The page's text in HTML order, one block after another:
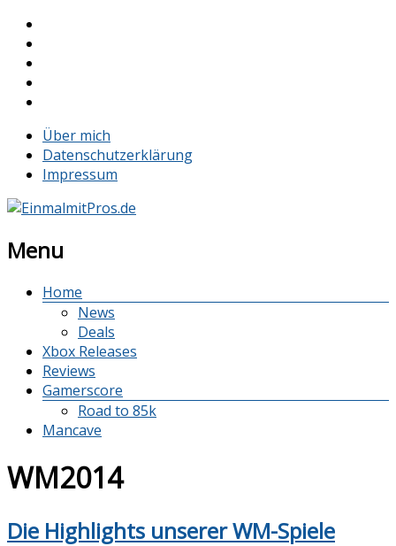
Über mich
Datenschutzerklärung
Impressum
Menu
Home
News
Deals
Xbox Releases
Reviews
Gamerscore
Road to 85k
Mancave
WM2014
Die Highlights unserer WM-Spiele